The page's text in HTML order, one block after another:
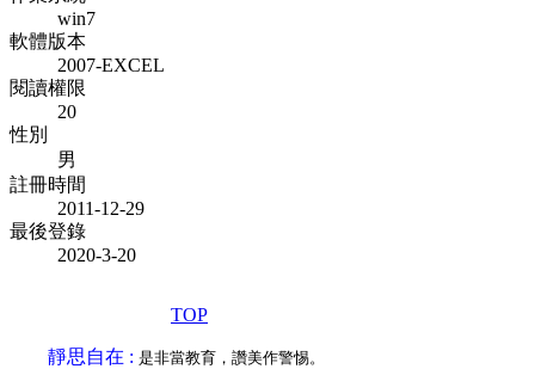
win7
軟體版本
2007-EXCEL
閱讀權限
20
性別
男
註冊時間
2011-12-29
最後登錄
2020-3-20
TOP
靜思自在 : 是非當教育，讚美作警惕。